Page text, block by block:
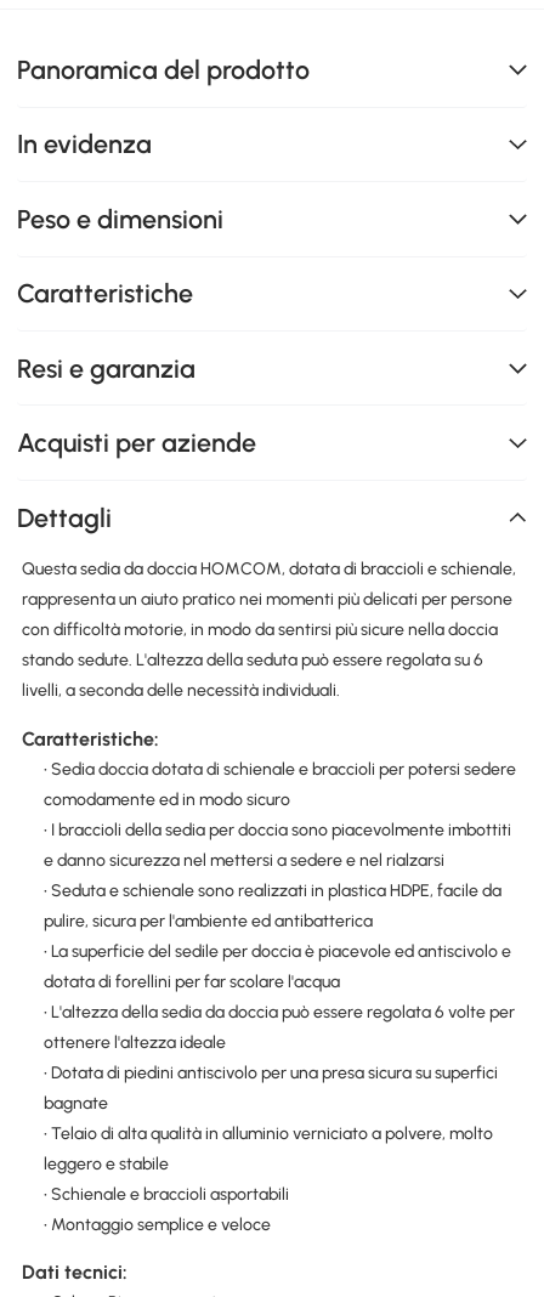
Panoramica del prodotto
In evidenza
Peso e dimensioni
Caratteristiche
Resi e garanzia
Acquisti per aziende
Dettagli
Questa sedia da doccia HOMCOM, dotata di braccioli e schienale,
rappresenta un aiuto pratico nei momenti più delicati per persone
con difficoltà motorie, in modo da sentirsi più sicure nella doccia
stando sedute. L'altezza della seduta può essere regolata su 6
livelli, a seconda delle necessità individuali.
Caratteristiche:
• Sedia doccia dotata di schienale e braccioli per potersi sedere
comodamente ed in modo sicuro
• I braccioli della sedia per doccia sono piacevolmente imbottiti
e danno sicurezza nel mettersi a sedere e nel rialzarsi
• Seduta e schienale sono realizzati in plastica HDPE, facile da
pulire, sicura per l'ambiente ed antibatterica
• La superficie del sedile per doccia è piacevole ed antiscivolo e
dotata di forellini per far scolare l'acqua
• L'altezza della sedia da doccia può essere regolata 6 volte per
ottenere l'altezza ideale
• Dotata di piedini antiscivolo per una presa sicura su superfici
bagnate
• Telaio di alta qualità in alluminio verniciato a polvere, molto
leggero e stabile
• Schienale e braccioli asportabili
• Montaggio semplice e veloce
Dati tecnici: